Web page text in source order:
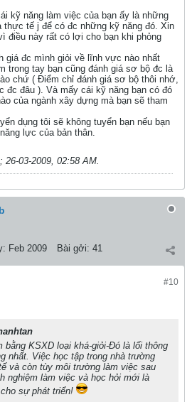
kỹ năng làm việc của bạn ấy là những
thực tế j để có đc những kỹ năng đó. Xin
điều này rất có lợi cho bạn khi phỏng
giá đc mình giỏi về lĩnh vực nào nhất
trong tay bạn cũng đánh giá sơ bộ đc là
chứ ( Điểm chỉ đánh giá sơ bộ thôi nhớ,
đc đâu ). Và mấy cái kỹ năng bạn có đó
của ngành xây dựng mà bạn sẽ tham
dụng tôi sẽ không tuyển bạn nếu bạn
lực của bản thân.
; 26-03-2009, 02:58 AM.
Feb 2009 Bài gởi: 41
#10
bằng KSXD loại khá-giỏi-Đó là lối thông
nhất. Việc học tập trong nhà trường
và còn tùy môi trường làm việc sau
nghiệm làm việc và học hỏi mới là
sự phát triển!